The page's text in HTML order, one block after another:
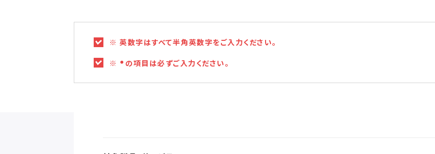
※ 英数字はすべて半角英数字をご入力ください。
※ の項目は必ずご入力ください。